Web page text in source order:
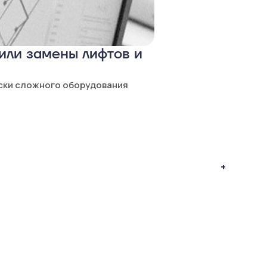
замены лифтов и
сложного оборудования
+